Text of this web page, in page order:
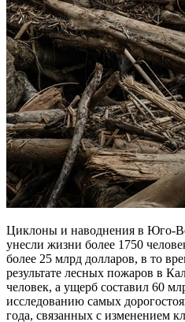
Циклоны и наводнения в Юго-
унесли жизни более 1750
более 25 млрд долларов, в то
результате лесных пожаров в
человек, а ущерб составил 60
исследованию самых
года, связанных с изменением